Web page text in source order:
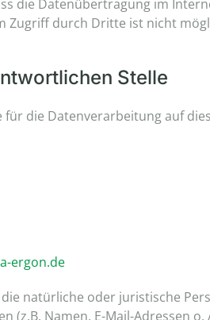
die Datenübertragung im
Zugriff durch Dritte ist nicht
Stelle
die Datenverarbeitung auf
ergon.de
natürliche oder juristische
(z.B. Namen, E-Mail-Adressen o.